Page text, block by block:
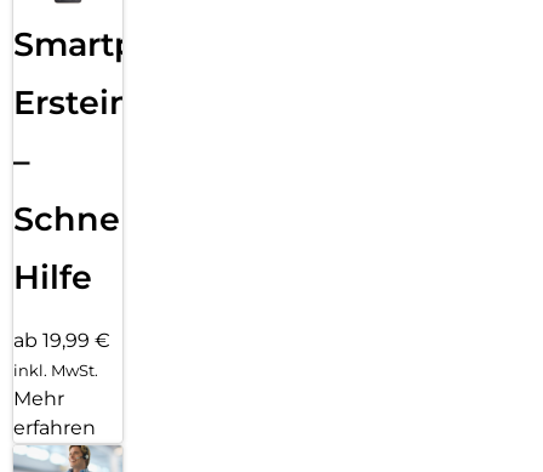
Smartphone
Ersteinrichtung
–
Schnelle
Hilfe
ab 19,99 €
inkl. MwSt.
Mehr
erfahren